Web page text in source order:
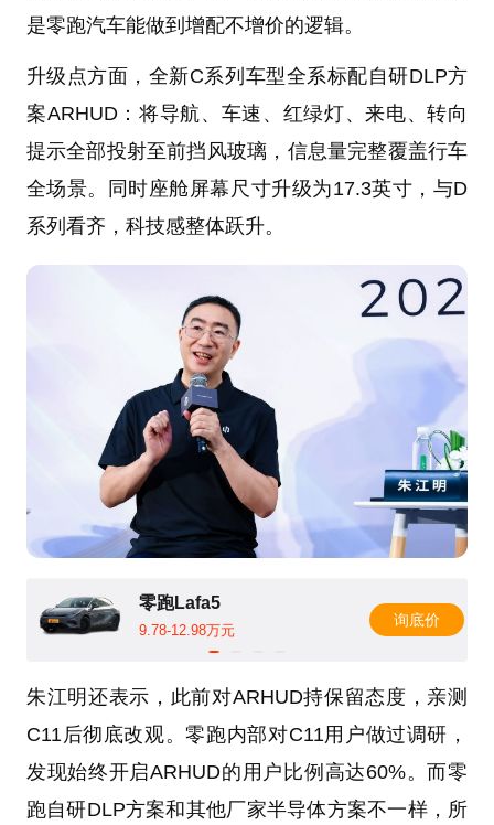
是零跑汽车能做到增配不增价的逻辑。
升级点方面，全新C系列车型全系标配自研DLP方
案ARHUD：将导航、车速、红绿灯、来电、转向
提示全部投射至前挡风玻璃，信息量完整覆盖行车
全场景。同时座舱屏幕尺寸升级为17.3英寸，与D
系列看齐，科技感整体跃升。
零跑Lafa5
9.78-12.98万元
询底价
朱江明还表示，此前对ARHUD持保留态度，亲测
C11后彻底改观。零跑内部对C11用户做过调研，
发现始终开启ARHUD的用户比例高达60%。而零
跑自研DLP方案和其他厂家半导体方案不一样，所